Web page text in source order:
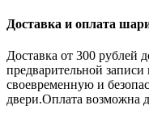
Доставка и оплата
Доставка от 300 рублей
предварительной
своевременную и
двери.Оплата возможна